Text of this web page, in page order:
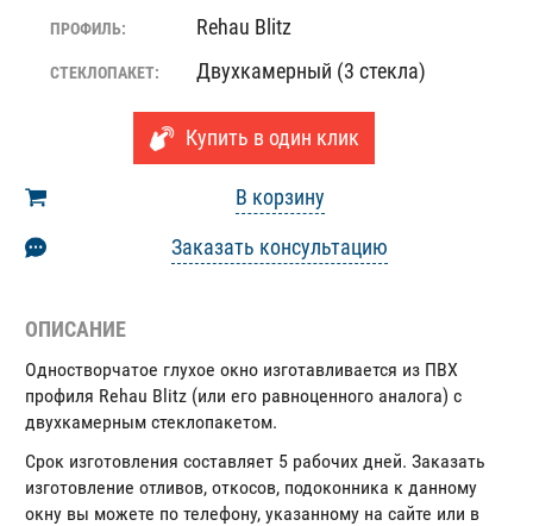
ПРОФИЛЬ: Rehau Blitz
СТЕКЛОПАКЕТ: Двухкамерный (3 стекла)
Купить в один клик
В корзину
Заказать консультацию
ОПИСАНИЕ
Одностворчатое глухое окно изготавливается из ПВХ
профиля Rehau Blitz (или его равноценного аналога) с
двухкамерным стеклопакетом.
Срок изготовления составляет 5 рабочих дней. Заказать
изготовление отливов, откосов, подоконника к данному
окну вы можете по телефону, указанному на сайте или в